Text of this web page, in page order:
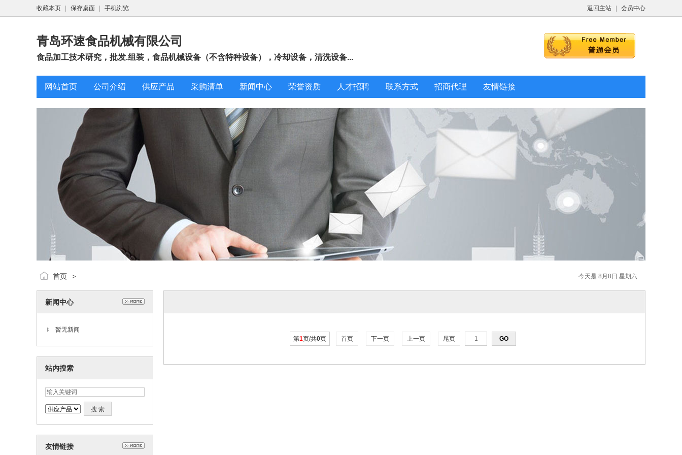
返回主站 会员中心
收藏本页 保存桌面 手机浏览
青岛环速食品机械有限公司
食品加工技术研究，批发.组装，食品机械设备（不含特种设备），冷却设备，清洗设备...
网站首页 公司介绍 供应产品 采购清单 新闻中心 荣誉资质 人才招聘 联系方式 招商代理 友情链接
今天是 8月8日 星期六
首页 >
新闻中心
暂无新闻
站内搜索
友情链接
第1页/共0页 首页 下一页 上一页 尾页